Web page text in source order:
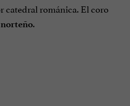
catedral románica. El coro
.